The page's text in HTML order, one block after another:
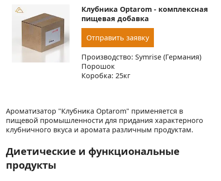
Клубника Optarom - комплексная
пищевая добавка
Отправить заявку
Производство: Symrise (Германия)
Порошок
Коробка: 25кг
Ароматизатор "Клубника Optarom" применяется в
пищевой промышленности для придания характерного
клубничного вкуса и аромата различным продуктам.
Диетические и функциональные
продукты